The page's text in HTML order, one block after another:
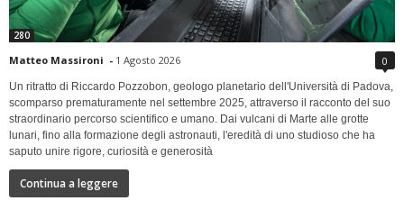
280
Matteo Massironi - 1 Agosto 2026 0
Un ritratto di Riccardo Pozzobon, geologo planetario dell'Università di Padova,
scomparso prematuramente nel settembre 2025, attraverso il racconto del suo
straordinario percorso scientifico e umano. Dai vulcani di Marte alle grotte
lunari, fino alla formazione degli astronauti, l'eredità di uno studioso che ha
saputo unire rigore, curiosità e generosità
Continua a leggere